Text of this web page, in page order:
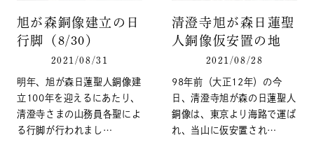
旭が森銅像建立の日
行脚（8/30）
2021/08/31
明年、旭が森日蓮聖人銅像建
立100年を迎えるにあたり、
清澄寺さまの山務員各聖によ
る行脚が行われまし…
清澄寺旭が森日蓮聖
人銅像仮安置の地
2021/08/28
98年前（大正12年）の今
日、清澄寺旭が森の日蓮聖人
銅像は、東京より海路で運ば
れ、当山に仮安置され…